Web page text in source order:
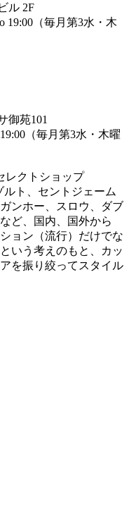
ル 2F
19:00（毎月第3水・木
御苑101
（毎月第3水・木曜
レクトショップ
ルト、セントジェーム
ンホー、スロウ、ダブ
ど、国内、国外から
ョン（流行）だけでな
いう考えのもと、カッ
を振り絞ってスタイル